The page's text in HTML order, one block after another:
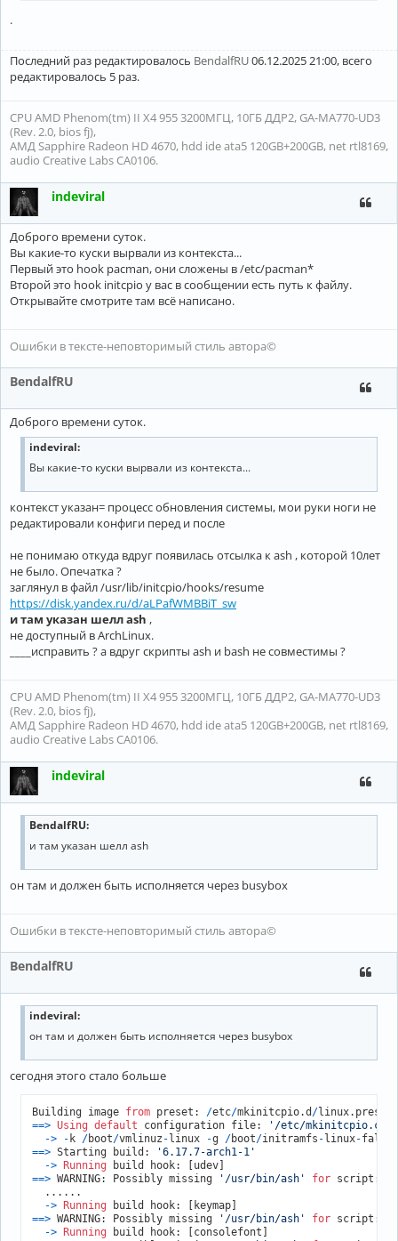
.
Последний раз редактировалось BendalfRU06.12.2025 21:00, всего
редактировалось 5 раз.
CPU AMD Phenom(tm) II X4 955 3200МГЦ, 10ГБ ДДР2, GA-MA770-UD3
(Rev. 2.0, bios fj),
АМД Sapphire Radeon HD 4670, hdd ide ata5 120GB+200GB, net rtl8169,
audio Creative Labs CA0106.
indeviral
Доброго времени суток.
Вы какие-то куски вырвали из контекста...
Первый это hook pacman, они сложены в /etc/pacman*
Второй это hook initcpio у вас в сообщении есть путь к файлу.
Открывайте смотрите там всё написано.
Ошибки в тексте-неповторимый стиль автора©
BendalfRU
Доброго времени суток.
indeviral:
Вы какие-то куски вырвали из контекста...
контекст указан= процесс обновления системы, мои руки ноги не
редактировали конфиги перед и после
не понимаю откуда вдруг появилась отсылка к ash , которой 10лет
не было. Опечатка ?
заглянул в файл /usr/lib/initcpio/hooks/resume
https://disk.yandex.ru/d/aLPafWMBBiT_sw
и там указан шелл ash ,
не доступный в ArchLinux.
____исправить ? а вдруг скрипты ash и bash не совместимы ?
CPU AMD Phenom(tm) II X4 955 3200МГЦ, 10ГБ ДДР2, GA-MA770-UD3
(Rev. 2.0, bios fj),
АМД Sapphire Radeon HD 4670, hdd ide ata5 120GB+200GB, net rtl8169,
audio Creative Labs CA0106.
indeviral
BendalfRU:
и там указан шелл ash
он там и должен быть исполняется через busybox
Ошибки в тексте-неповторимый стиль автора©
BendalfRU
indeviral:
он там и должен быть исполняется через busybox
сегодня этого стало больше
Building image from preset: /etc/mkinitcpio.d /
==> Using default configuration file:
'/etc/
-> - k /boot/vmlinuz - linux -g /boot/initramfs - linux-
==> Starting build:
'6.17.7-arch1-1'
-> Running
==> WARNING: Possibly missing '/usr/bin/ash' for script:
  ......
-> Running
==> WARNING: Possibly missing '/usr/bin/ash' for script:
-> Running